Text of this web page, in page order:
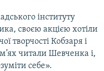
інституту
своєю акцією хотіли
творчості Кобзаря і
читали Шевченка і,
себе».